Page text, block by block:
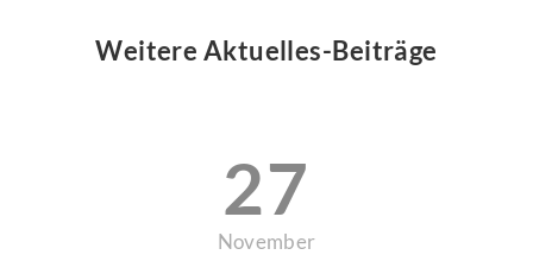
Weitere Aktuelles-Beiträge
27
November